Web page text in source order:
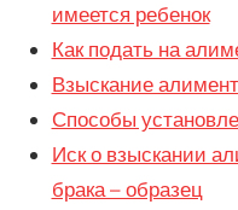
имеется ребенок
Как подать на
Взыскание
Способы
Иск о взыскании
брака – образец